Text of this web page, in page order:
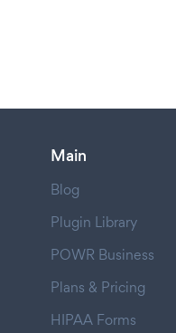
Main
Blog
Plugin Library
POWR Business
Plans & Pricing
HIPAA Forms